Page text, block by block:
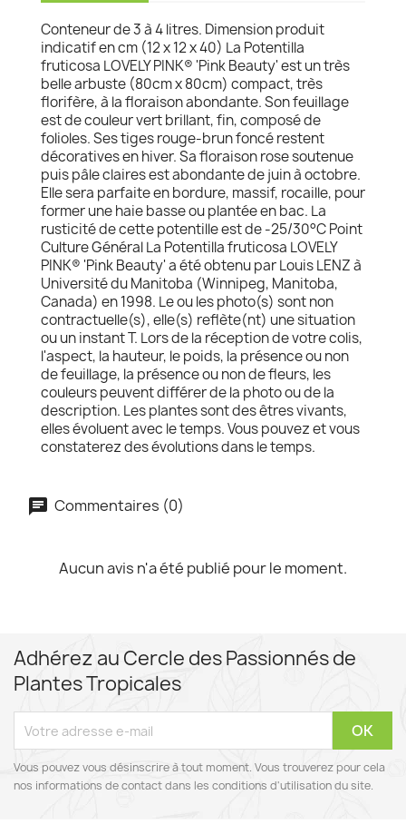
Conteneur de 3 à 4 litres. Dimension produit
indicatif en cm (12 x 12 x 40) La Potentilla
fruticosa LOVELY PINK® 'Pink Beauty' est un très
belle arbuste (80cm x 80cm) compact, très
florifère, à la floraison abondante. Son feuillage
est de couleur vert brillant, fin, composé de
folioles. Ses tiges rouge-brun foncé restent
décoratives en hiver. Sa floraison rose soutenue
puis pâle claires est abondante de juin à octobre.
Elle sera parfaite en bordure, massif, rocaille, pour
former une haie basse ou plantée en bac. La
rusticité de cette potentille est de -25/30°C Point
Culture Général La Potentilla fruticosa LOVELY
PINK® 'Pink Beauty' a été obtenu par Louis LENZ à
Université du Manitoba (Winnipeg, Manitoba,
Canada) en 1998. Le ou les photo(s) sont non
contractuelle(s), elle(s) reflète(nt) une situation
ou un instant T. Lors de la réception de votre colis,
l'aspect, la hauteur, le poids, la présence ou non
de feuillage, la présence ou non de fleurs, les
couleurs peuvent différer de la photo ou de la
description. Les plantes sont des êtres vivants,
elles évoluent avec le temps. Vous pouvez et vous
constaterez des évolutions dans le temps.
Commentaires (0)
Aucun avis n'a été publié pour le moment.
Adhérez au Cercle des Passionnés de
Plantes Tropicales
Vous pouvez vous désinscrire à tout moment. Vous trouverez pour cela
nos informations de contact dans les conditions d'utilisation du site.